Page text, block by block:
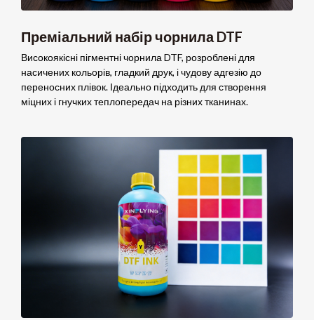
Преміальний набір чорнила DTF
Високоякісні пігментні чорнила DTF, розроблені для
насичених кольорів, гладкий друк, і чудову адгезію до
переносних плівок. Ідеально підходить для створення
міцних і гнучких теплопередач на різних тканинах.